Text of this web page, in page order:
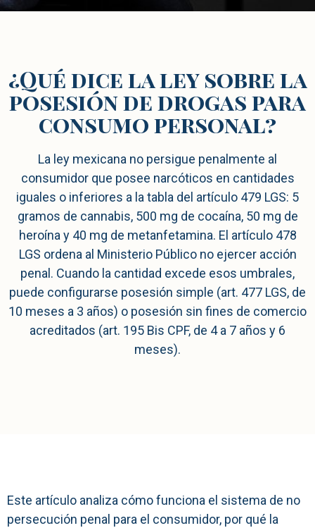
¿Qué dice la ley sobre la
posesión de drogas para
consumo personal?
La ley mexicana no persigue penalmente al
consumidor que posee narcóticos en cantidades
iguales o inferiores a la tabla del artículo 479 LGS: 5
gramos de cannabis, 500 mg de cocaína, 50 mg de
heroína y 40 mg de metanfetamina. El artículo 478
LGS ordena al Ministerio Público no ejercer acción
penal. Cuando la cantidad excede esos umbrales,
puede configurarse posesión simple (art. 477 LGS, de
10 meses a 3 años) o posesión sin fines de comercio
acreditados (art. 195 Bis CPF, de 4 a 7 años y 6
meses).
Este artículo analiza cómo funciona el sistema de no
persecución penal para el consumidor, por qué la